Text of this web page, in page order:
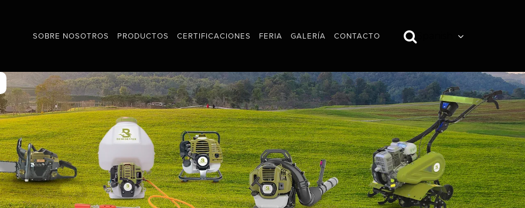
SOBRE NOSOTROS PRODUCTOS CERTIFICACIONES FERIA GALERÍA
VÍDEOS
CONTACTO